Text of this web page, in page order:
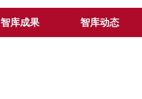
智库成果 智库动态